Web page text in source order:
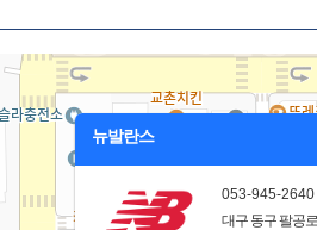
뉴발란스
053-945-2640
대구 동구 팔공